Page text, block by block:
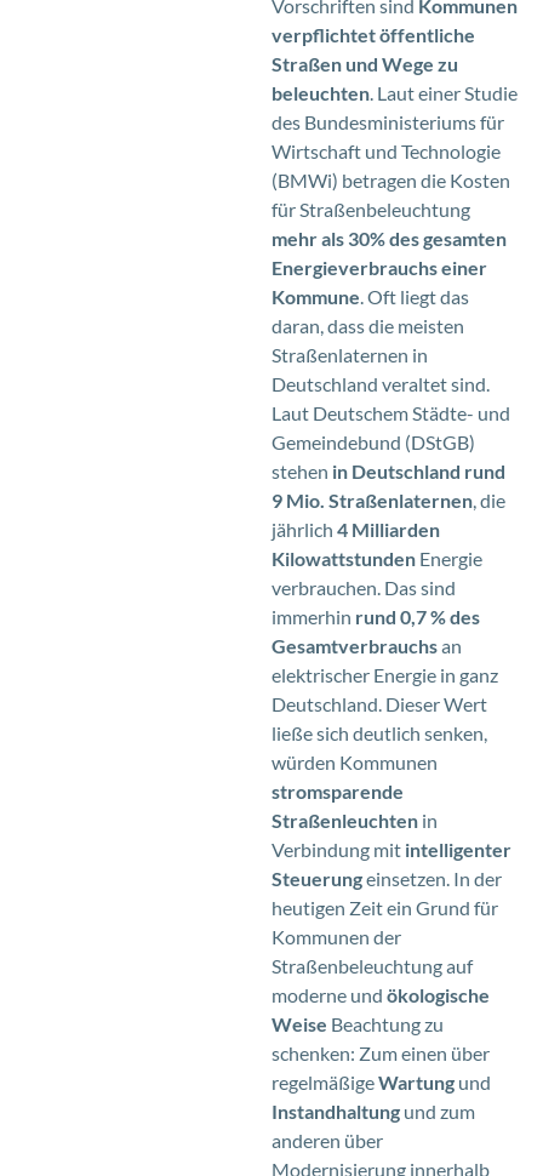
Vorschriften sind Kommunen
verpflichtet öffentliche
Straßen und Wege zu
beleuchten. Laut einer Studie
des Bundesministeriums für
Wirtschaft und Technologie
(BMWi) betragen die Kosten
für Straßenbeleuchtung
mehr als 30% des gesamten
Energieverbrauchs einer
Kommune. Oft liegt das
daran, dass die meisten
Straßenlaternen in
Deutschland veraltet sind.
Laut Deutschem Städte- und
Gemeindebund (DStGB)
stehen in Deutschland rund
9 Mio. Straßenlaternen, die
jährlich 4 Milliarden
Kilowattstunden Energie
verbrauchen. Das sind
immerhin rund 0,7 % des
Gesamtverbrauchsan
elektrischer Energie in ganz
Deutschland. Dieser Wert
ließe sich deutlich senken,
würden Kommunen
stromsparende
Straßenleuchten in
Verbindung mit intelligenter
Steuerungeinsetzen. In der
heutigen Zeit ein Grund für
Kommunen der
Straßenbeleuchtung auf
moderne und ökologische
Weise Beachtung zu
schenken: Zum einen über
regelmäßigeWartung und
Instandhaltung und zum
anderen über
Modernisierung innerhalb